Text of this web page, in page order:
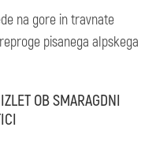
na gore in travnate
pisanega alpskega
OB SMARAGDNI